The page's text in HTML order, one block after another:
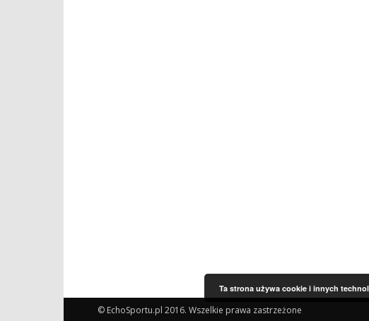
© EchoSportu.pl 2016. Wszelkie prawa zastrzeżone
Ta strona używa cookie i innych